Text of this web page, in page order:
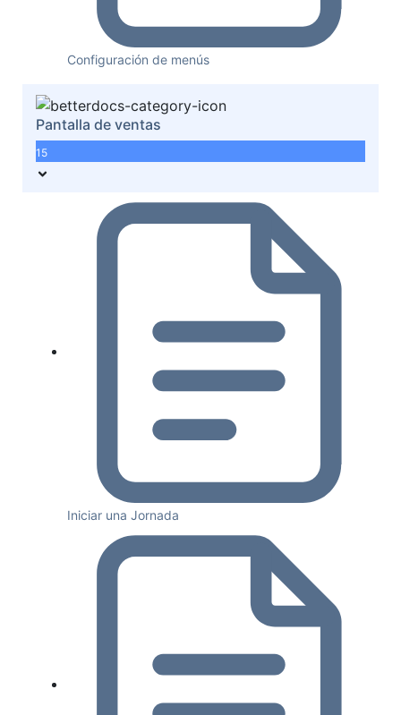
Configuración de menús
Pantalla de ventas
15
Iniciar una Jornada